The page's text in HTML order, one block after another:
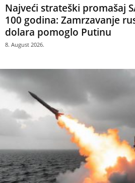
Najveći strateški promašaj
100 godina: Zamrzavanje
dolara pomoglo Putinu
8. August 2026.